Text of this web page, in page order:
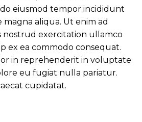
do eiusmod tempor incididunt
aliqua. Ut enim ad
nostrud exercitation ullamco
ex ea commodo consequat.
in reprehenderit in voluptate
eu fugiat nulla pariatur.
cupidatat.